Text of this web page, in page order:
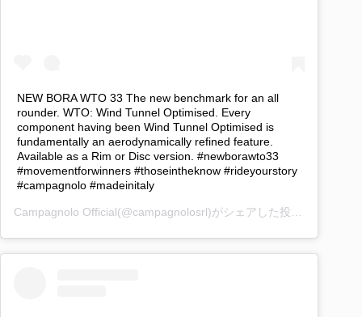
NEW BORA WTO 33 The new benchmark for an all
rounder. WTO: Wind Tunnel Optimised. Every
component having been Wind Tunnel Optimised is
fundamentally an aerodynamically refined feature.
Available as a Rim or Disc version. #newborawto33
#movementforwinners #thoseintheknow #rideyourstory
#campagnolo #madeinitaly
Campagnolo Official(@campagnolosrl)がシェアした投稿 –